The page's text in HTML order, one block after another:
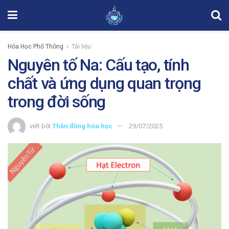
Hóa Học Phổ Thông Tài liệu
Nguyên tố Na: Cấu tạo, tính
chất và ứng dụng quan trọng
trong đời sống
viết bởi Thần đồng hóa học 29/07/2025